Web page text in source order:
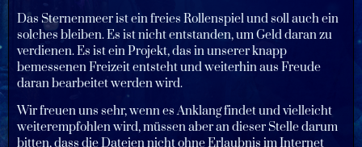
Das Sternenmeer ist ein freies Rollenspiel und soll auch ein
solches bleiben. Es ist nicht entstanden, um Geld daran zu
verdienen. Es ist ein Projekt, das in unserer knapp
bemessenen Freizeit entsteht und weiterhin aus Freude
daran bearbeitet werden wird.
Wir freuen uns sehr, wenn es Anklang findet und vielleicht
weiterempfohlen wird, müssen aber an dieser Stelle darum
bitten, dass die Dateien nicht ohne Erlaubnis im Internet